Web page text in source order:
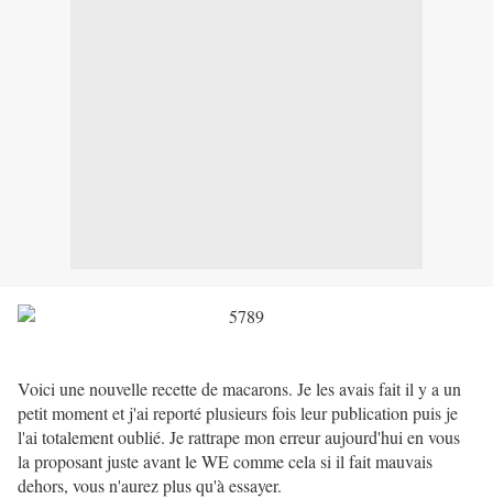
Voici une nouvelle recette de macarons. Je les avais fait il y a un
petit moment et j'ai reporté plusieurs fois leur publication puis je
l'ai totalement oublié. Je rattrape mon erreur aujourd'hui en vous
la proposant juste avant le WE comme cela si il fait mauvais
dehors, vous n'aurez plus qu'à essayer.